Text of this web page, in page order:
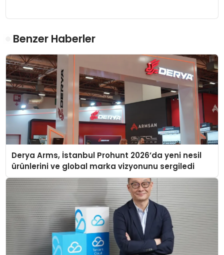
Benzer Haberler
Derya Arms, İstanbul Prohunt 2026’da yeni nesil
ürünlerini ve global marka vizyonunu sergiledi